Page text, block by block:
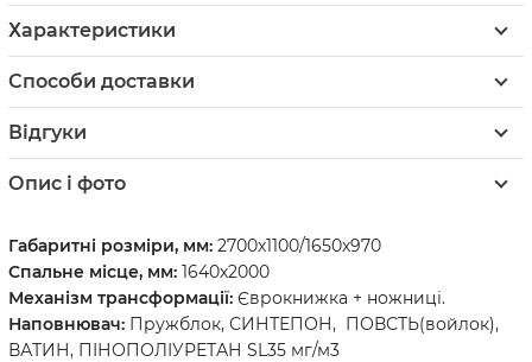
Характеристики
Способи доставки
Відгуки
Опис і фото
Габаритні розміри, мм: 2700х1100/1650х970
Спальне місце, мм: 1640х2000
Механізм трансформації: Єврокнижка + ножниці.
Наповнювач: Пружблок, СИНТЕПОН, ПОВСТЬ(войлок),
ВАТИН, ПІНОПОЛІУРЕТАН SL35 мг/м3